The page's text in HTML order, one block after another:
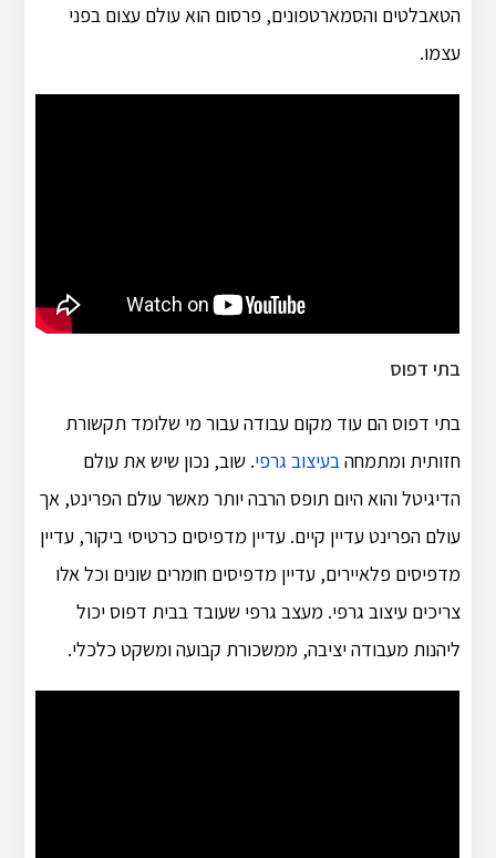
הטאבלטים והסמארטפונים, פרסום הוא עולם עצום בפני
עצמו.
בתי דפוס
בתי דפוס הם עוד מקום עבודה עבור מי שלומד תקשורת
חזותית ומתמחהבעיצוב גרפי. שוב, נכון שיש את עולם
הדיגיטל והוא היום תופס הרבה יותר מאשר עולם הפרינט, אך
עולם הפרינט עדיין קיים. עדיין מדפיסים כרטיסי ביקור, עדיין
מדפיסים פלאיירים, עדיין מדפיסים חומרים שונים וכל אלו
צריכים עיצוב גרפי. מעצב גרפי שעובד בבית דפוס יכול
ליהנות מעבודה יציבה, ממשכורת קבועה ומשקט כלכלי.